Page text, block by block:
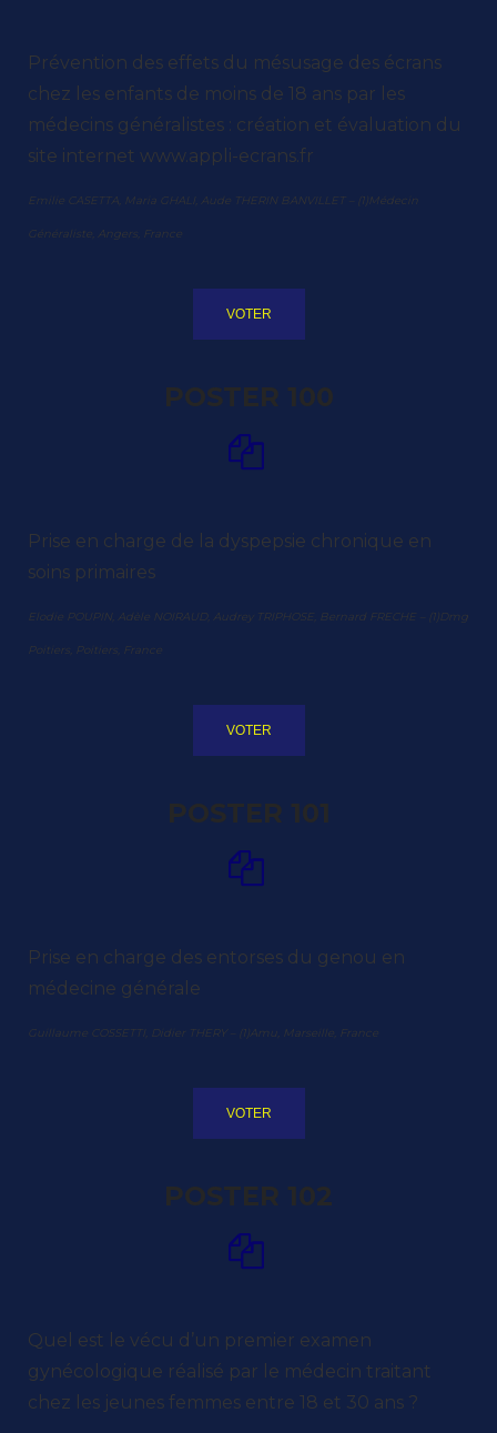
Prévention des effets du mésusage des écrans
chez les enfants de moins de 18 ans par les
médecins généralistes : création et évaluation du
site internet www.appli-ecrans.fr
Emilie CASETTA, Maria GHALI, Aude THERIN BANVILLET – (1)Médecin
Généraliste, Angers, France
VOTER
POSTER 100
Prise en charge de la dyspepsie chronique en
soins primaires
Elodie POUPIN, Adèle NOIRAUD, Audrey TRIPHOSE, Bernard FRECHE – (1)Dmg
Poitiers, Poitiers, France
VOTER
POSTER 101
Prise en charge des entorses du genou en
médecine générale
Guillaume COSSETTI, Didier THERY – (1)Amu, Marseille, France
VOTER
POSTER 102
Quel est le vécu d’un premier examen
gynécologique réalisé par le médecin traitant
chez les jeunes femmes entre 18 et 30 ans ?